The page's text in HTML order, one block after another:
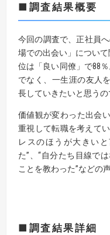
■調査結果概要
今回の調査で、正社員
場での出会い」につい
位は「良い同僚」で88
でなく、一生涯の友人
長していきたいと思うの
価値観が変わった出会
重視して転職を考えて
レスのほうが大きい
た”、“自分たち目線で
ことを教わった”などの
■調査結果詳細